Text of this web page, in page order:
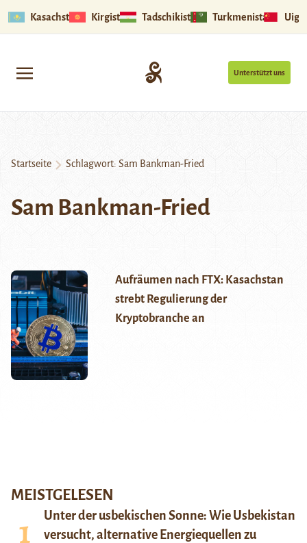
Kasachstan Kirgistan Tadschikistan Turkmenistan
Unterstützt uns
Startseite Schlagwort: Sam Bankman-Fried
Sam Bankman-Fried
Aufräumen nach FTX: Kasachstan
strebt Regulierung der
Kryptobranche an
MEISTGELESEN
Unter der usbekischen Sonne: Wie Usbekistan
versucht, alternative Energiequellen zu